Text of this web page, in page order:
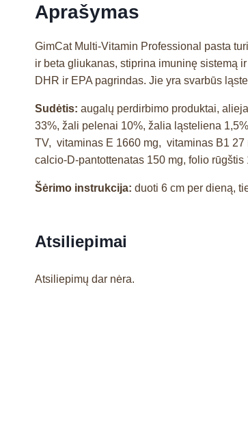
Aprašymas
GimCat Multi-Vitamin Professional pasta
ir beta gliukanas, stiprina imuninę sistemą
DHR ir EPA pagrindas. Jie yra svarbūs
Sudėtis: augalų perdirbimo produktai,
33%, žali pelenai 10%, žalia ląsteliena
TV, vitaminas E 1660 mg, vitaminas B1 27
calcio-D-pantottenatas 150 mg, folio
Šėrimo instrukcija: duoti 6 cm per dieną,
Atsiliepimai
Atsiliepimų dar nėra.